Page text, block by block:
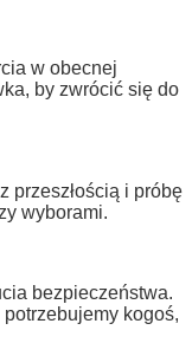
w obecnej
by zwrócić się do
przeszłością i próbę
wyborami.
bezpieczeństwa.
potrzebujemy kogoś,